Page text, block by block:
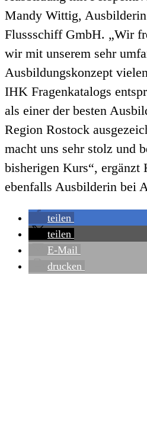
Mandy Wittig,
Flussschiff GmbH. „Wir
wir mit unserem sehr
Ausbildungskonzept
IHK Fragenkatalogs
als einer der besten
Region Rostock
macht uns sehr stolz und
bisherigen Kurs“, ergänzt
ebenfalls Ausbilderin bei
teilen
teilen
E-Mail
drucken